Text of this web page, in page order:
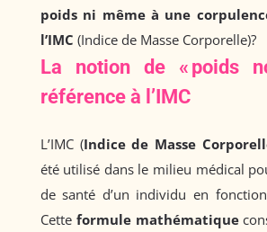
poids ni même à une
l’IMC (Indice de Masse Corporelle)?
La notion de « poids
référence à l’IMC
L’IMC (Indice de Masse
été utilisé dans le milieu médical
de santé d’un individu en
Cette formule mathématique